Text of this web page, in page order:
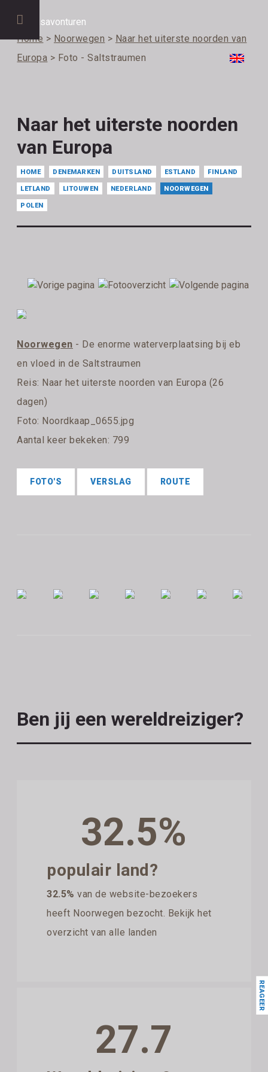
Home > Noorwegen > Naar het uiterste noorden van
Europa > Foto - Saltstraumen
Naar het uiterste noorden
van Europa
HOME DENEMARKEN DUITSLAND ESTLAND FINLAND
LETLAND LITOUWEN NEDERLAND NOORWEGEN
POLEN
Noorwegen - De enorme waterverplaatsing bij eb
en vloed in de Saltstraumen
Reis: Naar het uiterste noorden van Europa (26
dagen)
Foto: Noordkaap_0655.jpg
Aantal keer bekeken: 799
FOTO'S VERSLAG ROUTE
Ben jij een wereldreiziger?
32.5%
populair land?
32.5% van de website-bezoekers
heeft Noorwegen bezocht. Bekijk het
overzicht van alle landen
27.7
REAGEER